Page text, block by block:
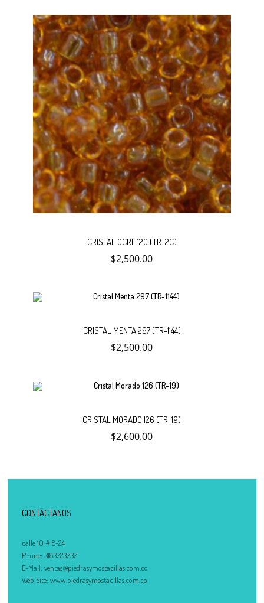
carrito
CRISTAL OCRE 120 (TR-2C)
$2,500.00
CRISTAL MENTA 297 (TR-1144)
$2,500.00
CRISTAL MORADO 126 (TR-19)
$2,600.00
CONTÁCTANOS
calle 10 # 8-24
Phone: 3183723737
E-Mail: ventas@piedrasymostacillas.com.co
Web Site: www.piedrasymostacillas.com.co